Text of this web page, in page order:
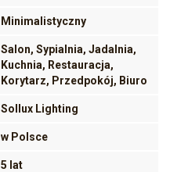
Minimalistyczny
Salon, Sypialnia, Jadalnia,
Kuchnia, Restauracja,
Korytarz, Przedpokój, Biuro
Sollux Lighting
w Polsce
5 lat